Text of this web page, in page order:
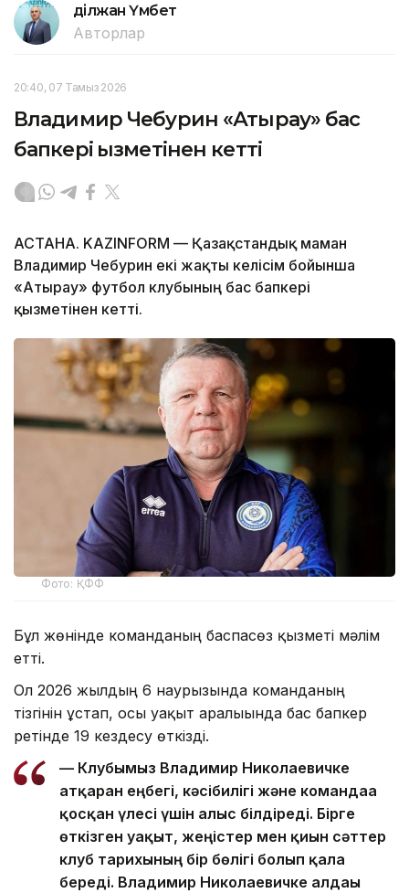
Әділжан Үмбет
Авторлар
20:40, 07 Тамыз 2026
Владимир Чебурин «Атырау» бас
бапкері қызметінен кетті
АСТАНА. KAZINFORM — Қазақстандық маман
Владимир Чебурин екі жақты келісім бойынша
«Атырау» футбол клубының бас бапкері
қызметінен кетті.
Фото: ҚФФ
Бұл жөнінде команданың баспасөз қызметі мәлім
етті.
Ол 2026 жылдың 6 наурызында команданың
тізгінін ұстап, осы уақыт аралығында бас бапкер
ретінде 19 кездесу өткізді.
— Клубымыз Владимир Николаевичке
атқарған еңбегі, кәсібилігі және командаға
қосқан үлесі үшін алғыс білдіреді. Бірге
өткізген уақыт, жеңістер мен қиын сәттер
клуб тарихының бір бөлігі болып қала
береді. Владимир Николаевичке алдағы